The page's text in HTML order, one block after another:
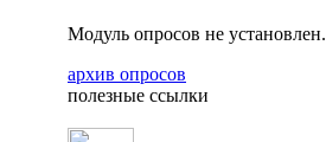
Модуль опросов не установлен.
архив опросов
полезные ссылки